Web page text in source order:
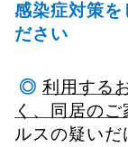
感染症対策を
ださい
◎ 利用する
く、同居の
ルスの疑いだ